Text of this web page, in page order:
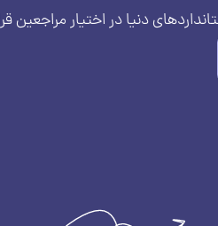
دنیا در اختیار مراجعین